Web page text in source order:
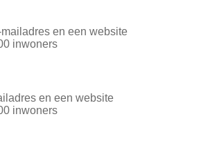
en een website
inwoners
en een website
inwoners